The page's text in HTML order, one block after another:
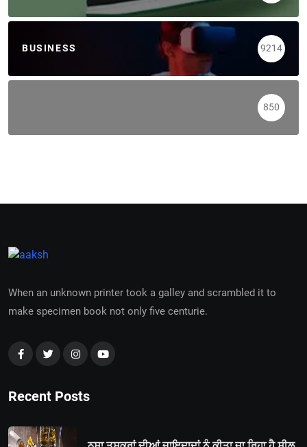
BUSINESS 9214
850
When an unknown printer took a galley and scrambled it to
make specimen book not only five centurie.
Recent Posts